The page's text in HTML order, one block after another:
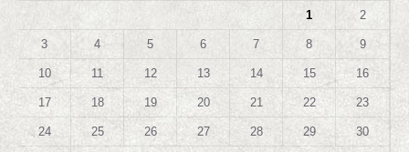
1 2
3 4 5 6 7 8 9
10 11 12 13 14 15 16
17 18 19 20 21 22 23
24 25 26 27 28 29 30